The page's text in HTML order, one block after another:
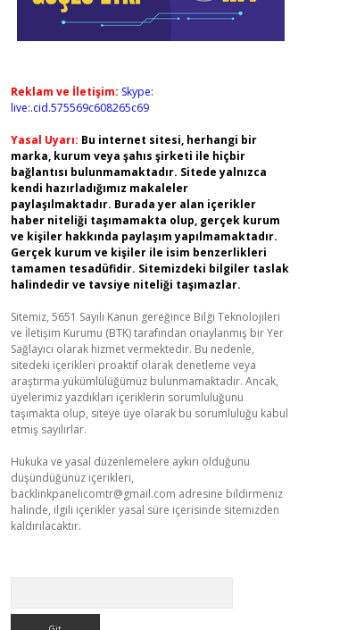
Reklam ve İletişim: Skype:
live:.cid.575569c608265c69
Yasal Uyarı: Bu internet sitesi, herhangi bir
marka, kurum veya şahıs şirketi ile hiçbir
bağlantısı bulunmamaktadır. Sitede yalnızca
kendi hazırladığımız makaleler
paylaşılmaktadır. Burada yer alan içerikler
haber niteliği taşımamakta olup, gerçek kurum
ve kişiler hakkında paylaşım yapılmamaktadır.
Gerçek kurum ve kişiler ile isim benzerlikleri
tamamen tesadüfidir. Sitemizdeki bilgiler taslak
halindedir ve tavsiye niteliği taşımazlar.
Sitemiz, 5651 Sayılı Kanun gereğince Bilgi Teknolojileri
ve İletişim Kurumu (BTK) tarafından onaylanmış bir Yer
Sağlayıcı olarak hizmet vermektedir. Bu nedenle,
sitedeki içerikleri proaktif olarak denetleme veya
araştırma yükümlülüğümüz bulunmamaktadır. Ancak,
üyelerimiz yazdıkları içeriklerin sorumluluğunu
taşımakta olup, siteye üye olarak bu sorumluluğu kabul
etmiş sayılırlar.
Hukuka ve yasal düzenlemelere aykırı olduğunu
düşündüğünüz içerikleri,
backlinkpanelicomtr@gmail.com adresine bildirmeniz
halinde, ilgili içerikler yasal süre içerisinde sitemizden
kaldırılacaktır.